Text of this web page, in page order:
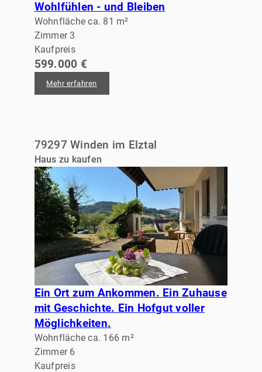
Wohlfühlen - und Bleiben
Wohnfläche ca. 81 m²
Zimmer 3
Kaufpreis
599.000 €
Mehr erfahren
79297 Winden im Elztal
Haus zu kaufen
Ein Ort zum Ankommen. Ein Zuhause
mit Geschichte. Ein Hofgut voller
Möglichkeiten.
Wohnfläche ca. 166 m²
Zimmer 6
Kaufpreis